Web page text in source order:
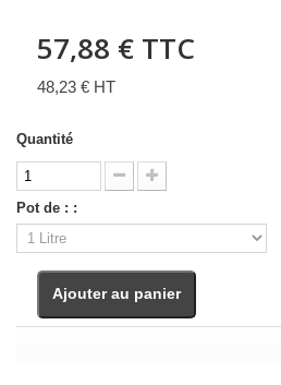
57,88 € TTC
48,23 € HT
Quantité
Pot de : :
Ajouter au panier